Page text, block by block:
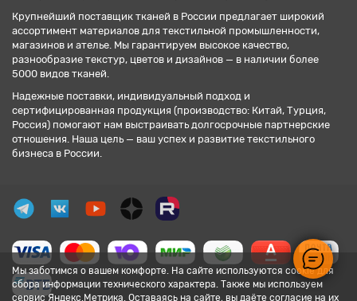
Мы заботимся о вашем комфорте. На сайте используются cookie для
сбора информации технического характера. Также мы используем
сервис Яндекс.Метрика. Оставаясь на сайте, вы даёте согласие на их
Крупнейший поставщик тканей в России предлагает широкий
ассортимент материалов для текстильной промышленности,
магазинов и ателье. Мы гарантируем высокое качество,
разнообразие текстур, цветов и дизайнов — в наличии более
5000 видов тканей.
Надежные поставки, индивидуальный подход и
сертифицированная продукция (производство: Китай, Турция,
Россия) помогают нам выстраивать долгосрочные партнерские
отношения. Наша цель — ваш успех и развитие текстильного
бизнеса в России.